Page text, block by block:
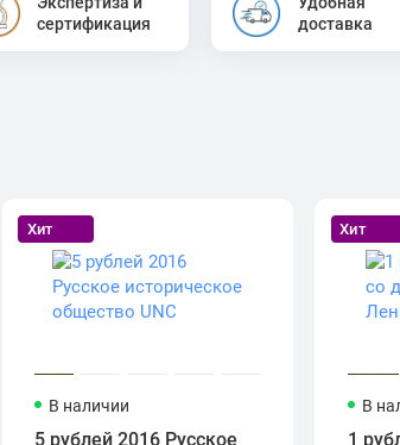
сертификация
доставка
Хит
В наличии
5 рублей 2016 Русское
Хит
В
1